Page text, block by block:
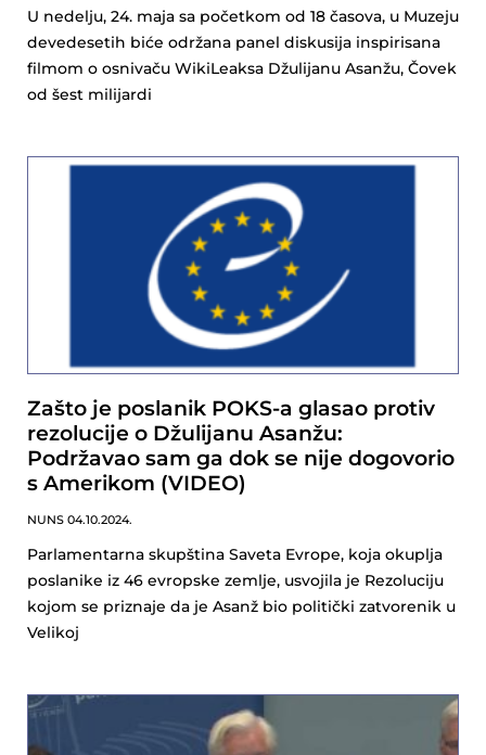
U nedelju, 24. maja sa početkom od 18 časova, u Muzeju
devedesetih biće održana panel diskusija inspirisana
filmom o osnivaču WikiLeaksa Džulijanu Asanžu, Čovek
od šest milijardi
Zašto je poslanik POKS-a glasao protiv
rezolucije o Džulijanu Asanžu:
Podržavao sam ga dok se nije dogovorio
s Amerikom (VIDEO)
NUNS 04.10.2024.
Parlamentarna skupština Saveta Evrope, koja okuplja
poslanike iz 46 evropske zemlje, usvojila je Rezoluciju
kojom se priznaje da je Asanž bio politički zatvorenik u
Velikoj